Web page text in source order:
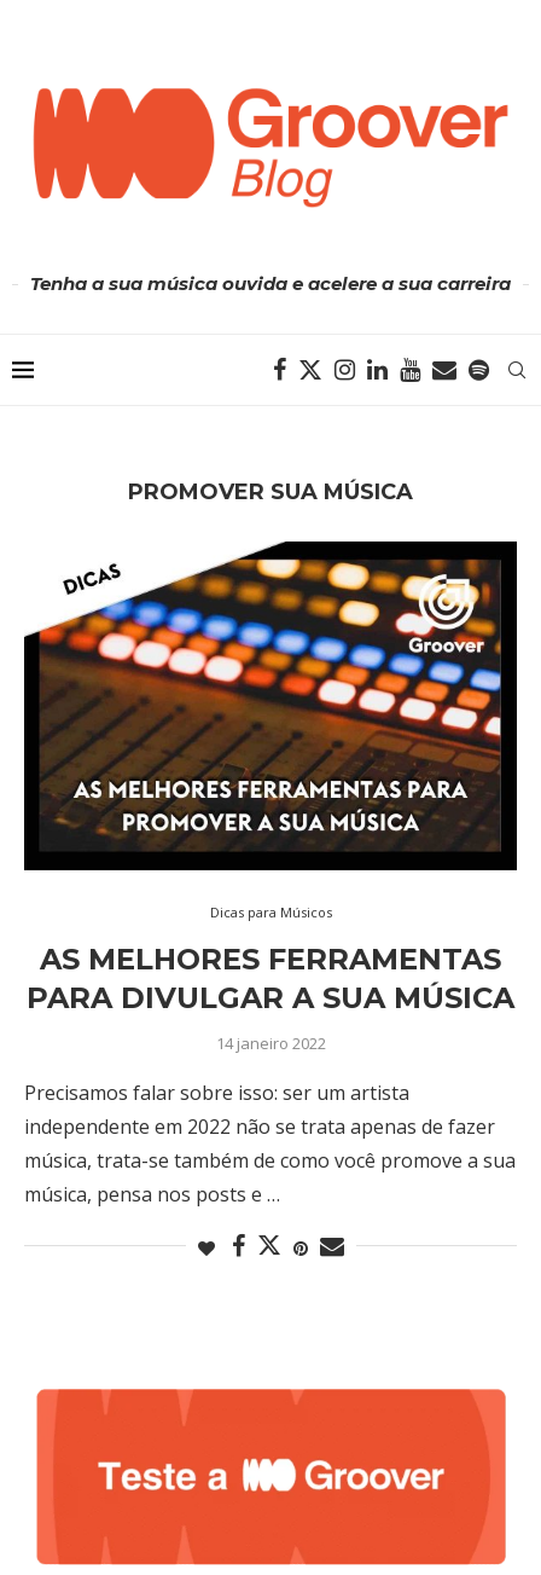
Tenha a sua música ouvida e acelere a sua carreira
PROMOVER SUA MÚSICA
Dicas para Músicos
AS MELHORES FERRAMENTAS
PARA DIVULGAR A SUA MÚSICA
14 janeiro 2022
Precisamos falar sobre isso: ser um artista
independente em 2022 não se trata apenas de fazer
música, trata-se também de como você promove a sua
música, pensa nos posts e …